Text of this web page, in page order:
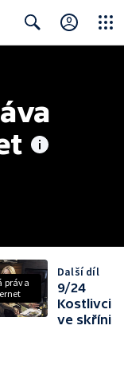
práva
Další díl
9/24
Kostlivci
ve skříni